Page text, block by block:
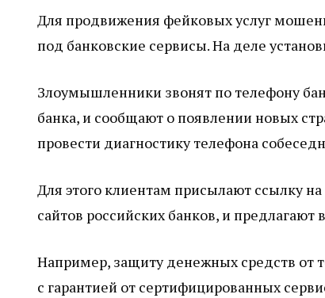
Для продвижения фейковых услуг
под банковские сервисы. На деле
Злоумышленники звонят по телефону
банка, и сообщают о появлении новых
провести диагностику телефона
Для этого клиентам присылают ссылку
сайтов российских банков, и
Например, защиту денежных средств
с гарантией от сертифицированных